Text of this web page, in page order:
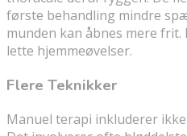
første behandling mindre
munden kan åbnes mere
lette hjemmeøvelser.
Flere Teknikker
Manuel terapi inkluderer